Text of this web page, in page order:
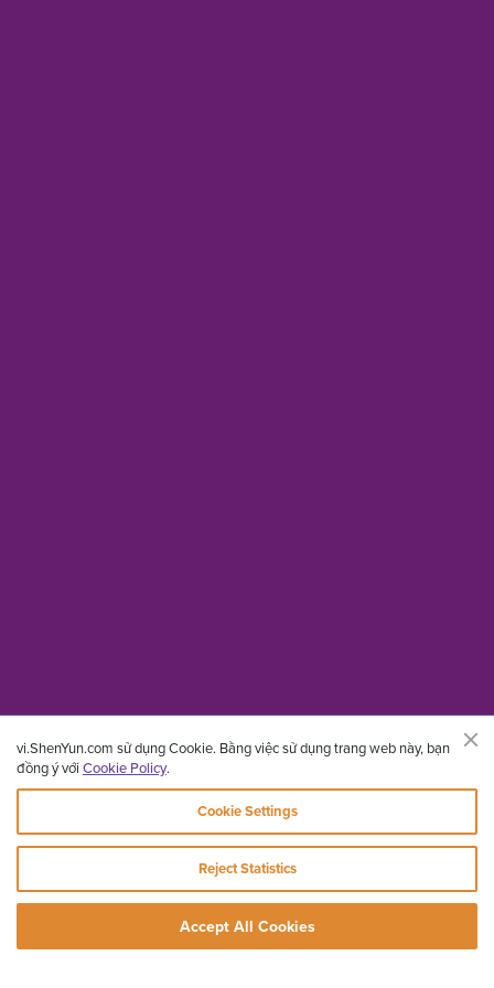
vi.ShenYun.com sử dụng Cookie. Bằng việc sử dụng trang web này, bạn
đồng ý với Cookie Policy.
Cookie Settings
Reject Statistics
Accept All Cookies